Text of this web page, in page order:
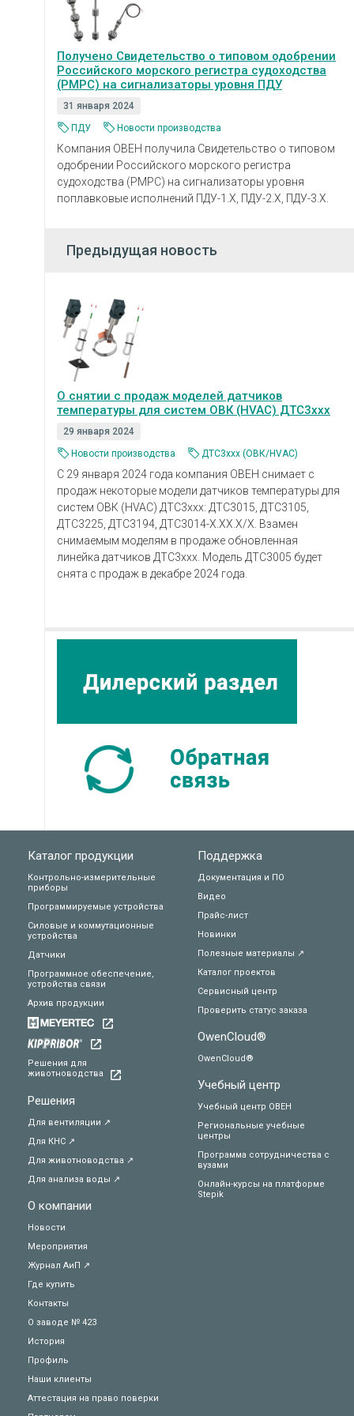
Получено Свидетельство о типовом одобрении
Российского морского регистра судоходства
(РМРС) на сигнализаторы уровня ПДУ
31 января 2024
ПДУ
Новости производства
Компания ОВЕН получила Свидетельство о типовом
одобрении Российского морского регистра
судоходства (РМРС) на сигнализаторы уровня
поплавковые исполнений ПДУ-1.Х, ПДУ-2.Х, ПДУ-3.Х.
Предыдущая новость
О снятии с продаж моделей датчиков
температуры для систем ОВК (HVAC) ДТС3ххх
29 января 2024
Новости производства
ДТС3ххх (ОВК/HVAC)
С 29 января 2024 года компания ОВЕН снимает с
продаж некоторые модели датчиков температуры для
систем ОВК (HVAC) ДТС3ххх: ДТС3015, ДТС3105,
ДТС3225, ДТС3194, ДТС3014-Х.ХХ.Х/Х. Взамен
снимаемым моделям в продаже обновленная
линейка датчиков ДТС3ххх. Модель ДТС3005 будет
снята с продаж в декабре 2024 года.
Каталог продукции
Контрольно-измерительные
приборы
Программируемые устройства
Силовые и коммутационные
устройства
Датчики
Программное обеспечение,
устройства связи
Архив продукции
Решения для
животноводства
Решения
Для вентиляции ↗
Для КНС ↗
Для животноводства ↗
Для анализа воды ↗
О компании
Новости
Мероприятия
Журнал АиП ↗
Где купить
Контакты
О заводе № 423
История
Профиль
Наши клиенты
Аттестация на право поверки
Поддержка
Документация и ПО
Видео
Прайс-лист
Новинки
Полезные материалы ↗
Каталог проектов
Сервисный центр
Проверить статус заказа
OwenCloud®
OwenCloud®
Учебный центр
Учебный центр ОВЕН
Региональные учебные
центры
Программа сотрудничества с
вузами
Онлайн-курсы на платформе
Stepik